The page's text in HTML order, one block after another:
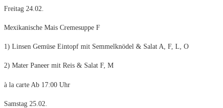
Freitag 24.02.
Mexikanische Mais Cremesuppe F
1) Linsen Gemüse Eintopf mit Semmelknödel & Salat A, F, L, O
2) Mater Paneer mit Reis & Salat F, M
à la carte Ab 17:00 Uhr
Samstag 25.02.